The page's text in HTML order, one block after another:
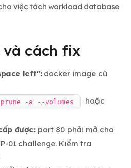
việc tách workload database
và cách fix
left":docker image cũ
-a --volumes
hoặc
được:port 80 phải mở cho
01 challenge. Kiểm tra